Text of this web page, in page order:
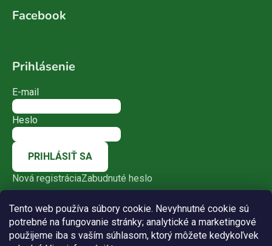
Tento web používa súbory cookie. Nevyhnutné cookie sú
potrebné na fungovanie stránky; analytické a marketingové
použijeme iba s vaším súhlasom, ktorý môžete kedykoľvek
Facebook
Prihlásenie
E-mail
Heslo
PRIHLÁSIŤ SA
Nová registráciaZabudnuté heslo